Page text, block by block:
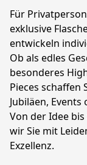
Für
exklusive
entwickeln
Ob als edles
besonderes
Pieces schaffen
Jubiläen,
Von der Idee
wir Sie mit
Exzellenz.